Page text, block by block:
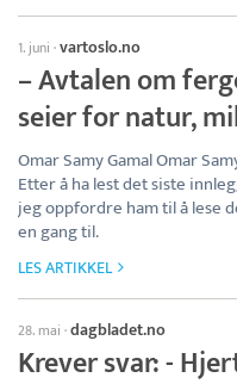
1. juni ·vartoslo.no
– Avtalen om
seier for natur,
Omar Samy Gamal Omar
Etter å ha lest det siste
jeg oppfordre ham til å lese
en gang til.
LES ARTIKKEL
28. mai ·dagbladet.no
Krever svar: -